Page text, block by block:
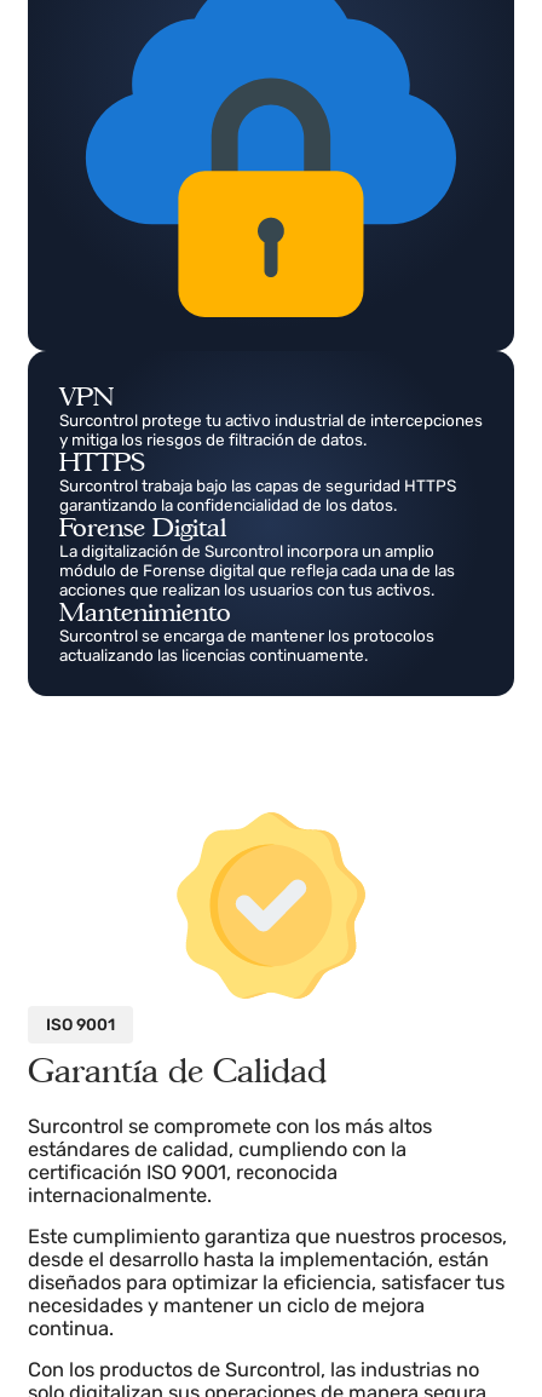
Los productos de Surcontrol implementan
protocolos SSL/TLS añadiendo múltiples
capas de seguridad durante la comunicación
entre los operarios y en el transporte de datos.
VPN
Surcontrol protege tu activo industrial de intercepciones
y mitiga los riesgos de filtración de datos.
Surcontrol trabaja bajo las capas de seguridad HTTPS
acciones que realizan los usuarios con tus activos.
Mantenimiento
Surcontrol se encarga de mantener los protocolos
actualizando las licencias continuamente.
ISO 9001
Garantía de Calidad
Surcontrol se compromete con los más altos